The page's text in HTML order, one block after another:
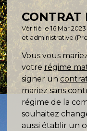
CONTRAT
Vérifié le 16 Mar
et administrative
Vous vous
votre régime
signer un
mariez sans
régime de la
souhaitez
aussi établir un